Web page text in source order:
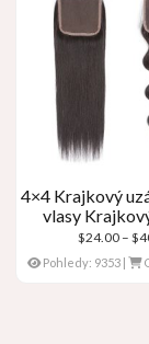
4×4 Krajkový
vlasy
$24.00 – $
Pohledy: 9353|